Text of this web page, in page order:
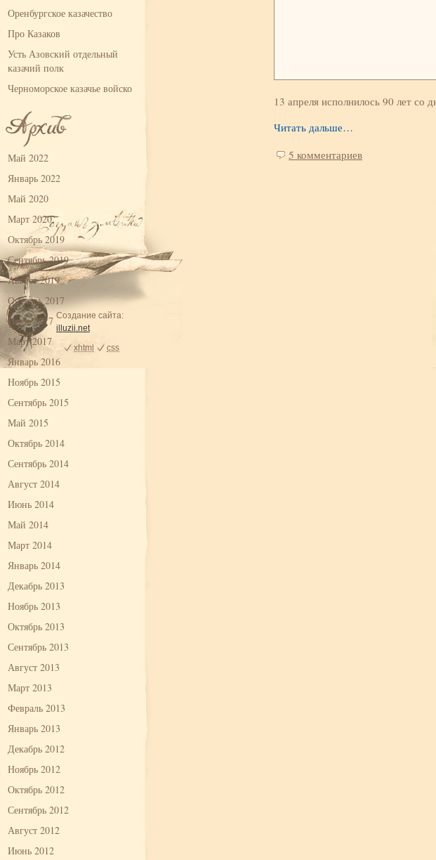
Оренбургское казачество
Про Казаков
Усть Азовский отдельный
казачий полк
Черноморское казачье войско
Май 2022
Январь 2022
Май 2020
Март 2020
Октябрь 2019
Сентябрь 2019
Август 2019
Октябрь 2017
Июль 2017
Март 2017
Январь 2016
Ноябрь 2015
Сентябрь 2015
Май 2015
Октябрь 2014
Сентябрь 2014
Август 2014
Июнь 2014
Май 2014
Март 2014
Январь 2014
Декабрь 2013
Ноябрь 2013
Октябрь 2013
Сентябрь 2013
Август 2013
Март 2013
Февраль 2013
Январь 2013
Декабрь 2012
Ноябрь 2012
Октябрь 2012
Сентябрь 2012
Август 2012
Июнь 2012
13 апреля исполнилось 90 лет со
Читать дальше…
5 комментариев
Создание сайта:
illuzii.net
xhtml
css